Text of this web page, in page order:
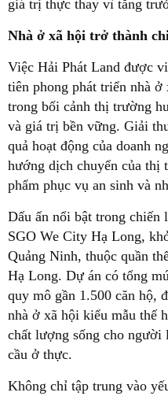
giá trị thực thay vì tăng
Nhà ở xã hội trở thành
Việc Hải Phát Land được
tiên phong phát triển nhà
trong bối cảnh thị trường
và giá trị bền vững. Giải
quả hoạt động của doanh
hướng dịch chuyển của thị
phẩm phục vụ an sinh và
Dấu ấn nổi bật trong
SGO We City Hạ Long,
Quảng Ninh, thuộc quần
Hạ Long. Dự án có tổng
quy mô gần 1.500 căn hộ,
nhà ở xã hội kiểu mẫu thế
chất lượng sống cho người
cầu ở thực.
Không chỉ tập trung vào